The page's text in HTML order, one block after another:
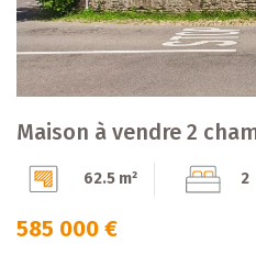
Maison à vendre 2
62.5 m² 2
585 000 €